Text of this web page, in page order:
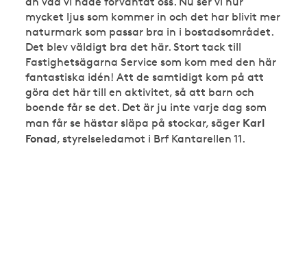
mycket ljus som kommer in och det har blivit mer
naturmark som passar bra in i bostadsområdet.
Det blev väldigt bra det här. Stort tack till
Fastighetsägarna Service som kom med den här
fantastiska idén! Att de samtidigt kom på att
göra det här till en aktivitet, så att barn och
boende får se det. Det är ju inte varje dag som
man får se hästar släpa på stockar, säger Karl
Fonad, styrelseledamot i Brf Kantarellen 11.